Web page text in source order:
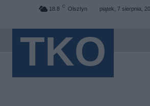
18.8 C Olsztyn piątek, 7 sierpnia,
TKO